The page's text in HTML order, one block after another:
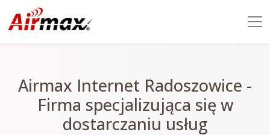
Airmax Internet Radoszowice -
Firma specjalizująca się w
dostarczaniu usług